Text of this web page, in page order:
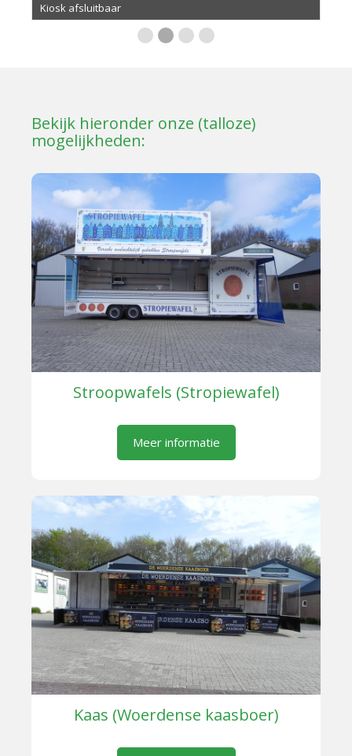
Kiosk afsluitbaar
Bekijk hieronder onze (talloze)
mogelijkheden:
Stroopwafels (Stropiewafel)
Meer informatie
Kaas (Woerdense kaasboer)